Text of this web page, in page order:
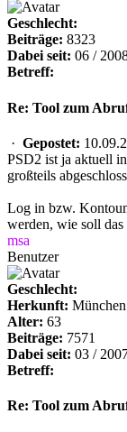
Geschlecht:
Beiträge: 8323
Dabei seit: 06 /
Betreff:
Re: Tool zum
· Gepostet:
PSD2 ist ja aktuell
großteils
Log in bzw.
werden, wie soll
msa
Benutzer
Geschlecht:
Herkunft: München
Alter: 63
Beiträge: 7571
Dabei seit: 03 /
Betreff:
Re: Tool zum